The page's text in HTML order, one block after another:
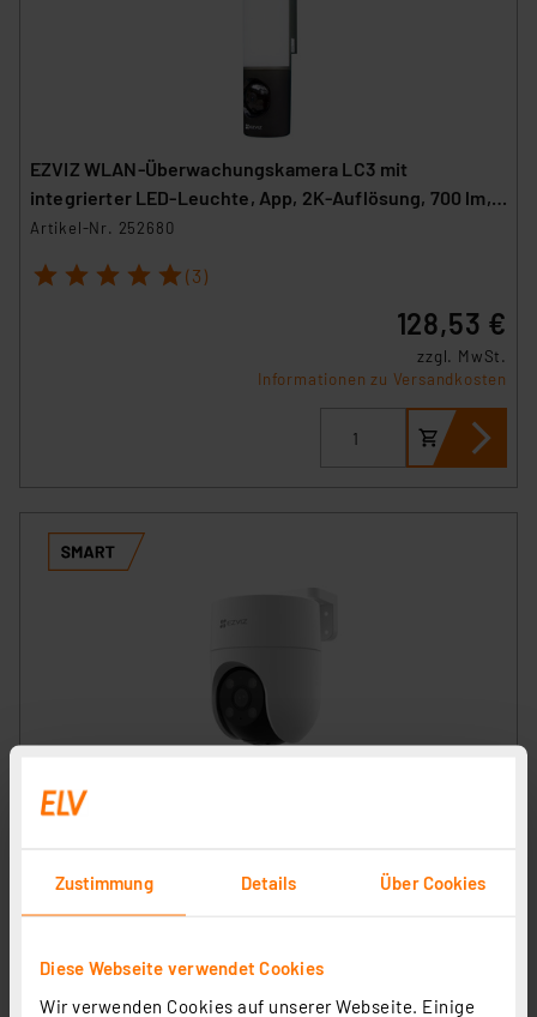
Zustimmung Details Über Cookies
Diese Webseite verwendet Cookies
Wir verwenden Cookies auf unserer Webseite. Einige
EZVIZ WLAN-Überwachungskamera LC3 mit
integrierter LED-Leuchte, App, 2K-Auflösung, 700 lm,
IP65
Artikel-Nr. 252680
1 2 3 4 5 (3)
128,53 €
zzgl. MwSt.
Informationen zu Versandkosten
2MP, Full-HD, Bewegungsverfolgung, IP65
2 3 4